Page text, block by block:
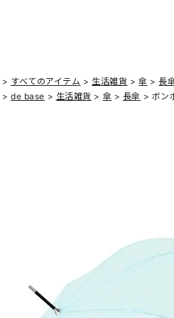
すべてのアイテム 生活雑貨 傘
長
de base 生活雑貨 傘 長傘 ボン